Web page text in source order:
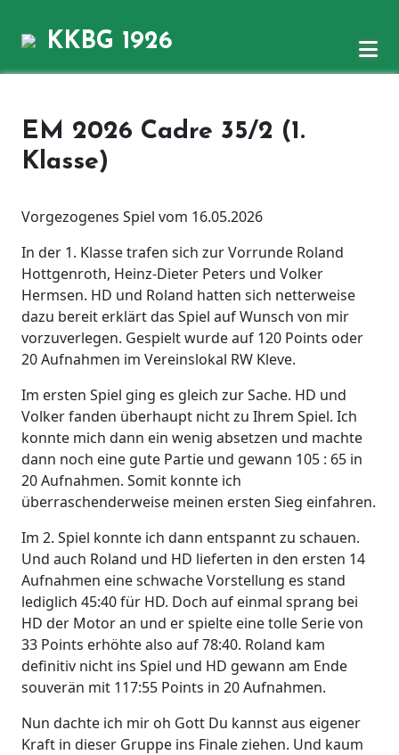
KKBG 1926
EM 2026 Cadre 35/2 (1.
Klasse)
Vorgezogenes Spiel vom 16.05.2026
In der 1. Klasse trafen sich zur Vorrunde Roland
Hottgenroth, Heinz-Dieter Peters und Volker
Hermsen. HD und Roland hatten sich netterweise
dazu bereit erklärt das Spiel auf Wunsch von mir
vorzuverlegen. Gespielt wurde auf 120 Points oder
20 Aufnahmen im Vereinslokal RW Kleve.
Im ersten Spiel ging es gleich zur Sache. HD und
Volker fanden überhaupt nicht zu Ihrem Spiel. Ich
konnte mich dann ein wenig absetzen und machte
dann noch eine gute Partie und gewann 105 : 65 in
20 Aufnahmen. Somit konnte ich
überraschenderweise meinen ersten Sieg einfahren.
Im 2. Spiel konnte ich dann entspannt zu schauen.
Und auch Roland und HD lieferten in den ersten 14
Aufnahmen eine schwache Vorstellung es stand
lediglich 45:40 für HD. Doch auf einmal sprang bei
HD der Motor an und er spielte eine tolle Serie von
33 Points erhöhte also auf 78:40. Roland kam
definitiv nicht ins Spiel und HD gewann am Ende
souverän mit 117:55 Points in 20 Aufnahmen.
Nun dachte ich mir oh Gott Du kannst aus eigener
Kraft in dieser Gruppe ins Finale ziehen. Und kaum